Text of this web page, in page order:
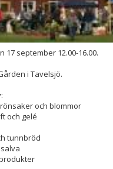
17 september 12.00-16.00.
i Tavelsjö.
och blommor
och gelé
tunnbröd